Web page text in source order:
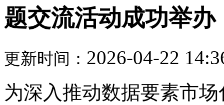
题交流活动成功举办
更新时间： 2026-04-22
为深入推动数据要素市